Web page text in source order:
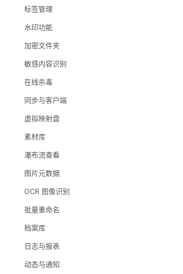
标签管理
水印功能
加密文件夹
敏感内容识别
在线杀毒
同步与客户端
虚拟映射盘
素材库
瀑布流查看
图片元数据
OCR 图像识别
批量重命名
档案库
日志与报表
动态与通知